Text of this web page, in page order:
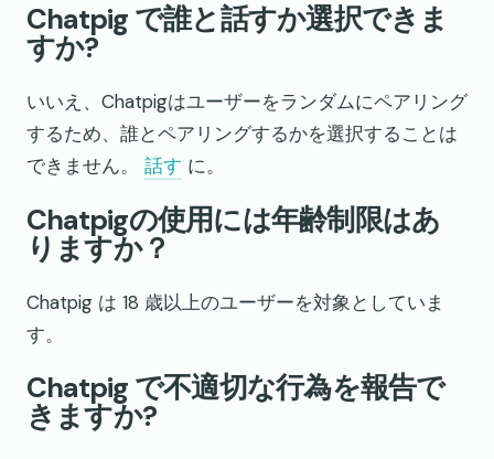
Chatpig で誰と話すか選択できま
すか?
いいえ、Chatpigはユーザーをランダムにペアリング
するため、誰とペアリングするかを選択することは
できません。 話す に。
Chatpigの使用には年齢制限はあ
りますか？
Chatpig は 18 歳以上のユーザーを対象としていま
す。
Chatpig で不適切な行為を報告で
きますか?